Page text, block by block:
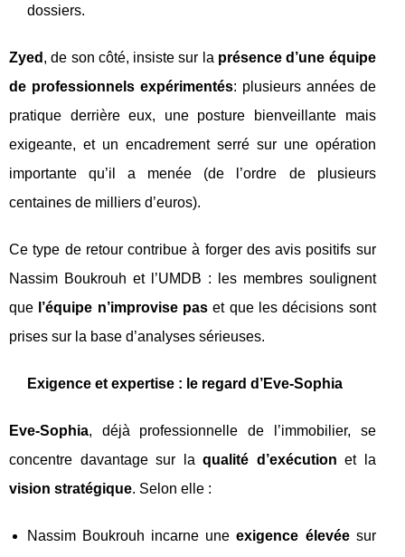
dossiers.
Zyed , de son côté, insiste sur la présence d’une équipe
de professionnels expérimentés: plusieurs années de
pratique derrière eux, une posture bienveillante mais
exigeante, et un encadrement serré sur une opération
importante qu’il a menée (de l’ordre de plusieurs
centaines de milliers d’euros).
Ce type de retour contribue à forger des avis positifs sur
Nassim Boukrouh et l’UMDB : les membres soulignent
que l’équipe n’improvise paset que les décisions sont
prises sur la base d’analyses sérieuses.
Exigence et expertise : le regard d’Eve‑Sophia
Eve‑Sophia, déjà professionnelle de l’immobilier, se
concentre davantage sur laqualité d’exécution et la
vision stratégique. Selon elle :
Nassim Boukrouh incarne uneexigence élevéesur